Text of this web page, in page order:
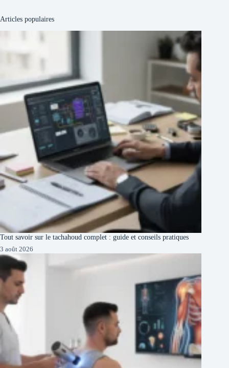
Articles populaires
Tout savoir sur le tachahoud complet : guide et conseils pratiques
3 août 2026